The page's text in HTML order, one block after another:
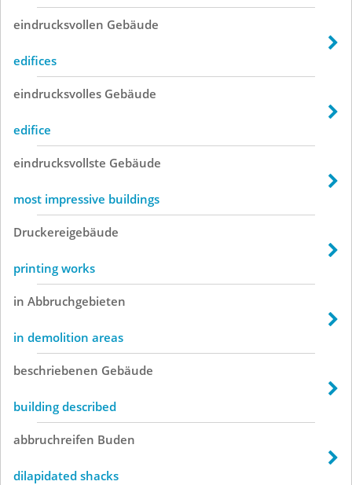
eindrucksvollen Gebäude
edifices
eindrucksvolles Gebäude
edifice
eindrucksvollste Gebäude
most impressive buildings
Druckereigebäude
printing works
in Abbruchgebieten
in demolition areas
beschriebenen Gebäude
building described
abbruchreifen Buden
dilapidated shacks